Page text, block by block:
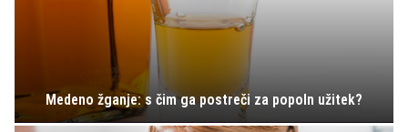
Medeno žganje: s čim ga postreči za popoln užitek?